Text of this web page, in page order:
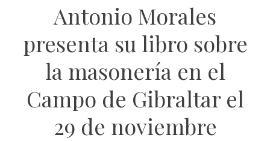
Antonio Morales
presenta su libro sobre
la masonería en el
Campo de Gibraltar el
29 de noviembre